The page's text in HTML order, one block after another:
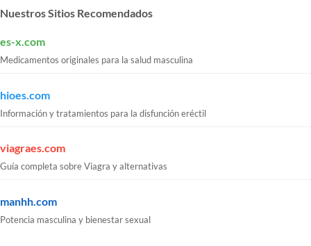
Nuestros Sitios Recomendados
es-x.com
Medicamentos originales para la salud masculina
hioes.com
Información y tratamientos para la disfunción eréctil
viagraes.com
Guía completa sobre Viagra y alternativas
manhh.com
Potencia masculina y bienestar sexual